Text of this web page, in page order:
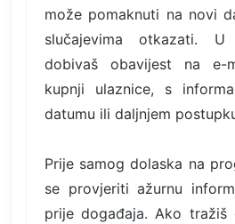
može pomaknuti na novi
slučajevima otkazati.
dobivaš obavijest na e-
kupnji ulaznice, s
datumu ili daljnjem
Prije samog dolaska na
se provjeriti ažurnu
prije događaja. Ako tražiš